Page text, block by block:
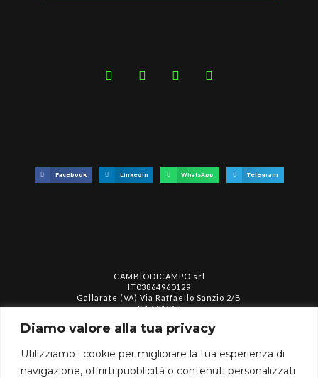
Diamo valore alla tua privacy
Utilizziamo i cookie per migliorare la tua esperienza di
navigazione, offrirti pubblicità o contenuti personalizzati
Facebook LinkedIn WhatsApp Telegram
CAMBIODICAMPO srl
IT03864960129
Gallarate (VA) Via Raffaello Sanzio 2/B
CAP 21013
assistenza@cambiodicampo.com